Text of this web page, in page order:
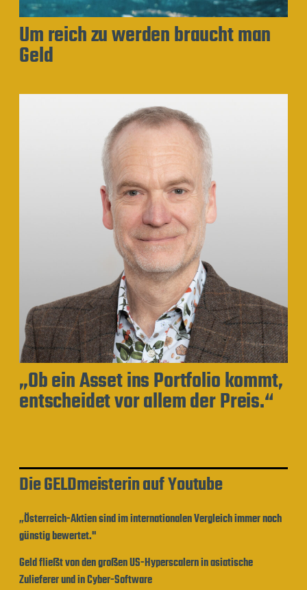
Um reich zu werden braucht man
Geld
„Ob ein Asset ins Portfolio kommt,
entscheidet vor allem der Preis.“
Die GELDmeisterin auf Youtube
„Österreich-Aktien sind im internationalen Vergleich immer noch
günstig bewertet."
Geld fließt von den großen US-Hyperscalern in asiatische
Zulieferer und in Cyber-Software